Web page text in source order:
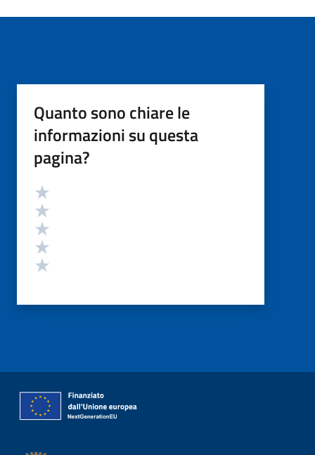
Quanto sono chiare le
informazioni su questa
pagina?
Valutazione